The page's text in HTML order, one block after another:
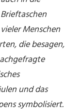
Brieftaschen
vieler Menschen
die besagen,
und das
symbolisiert.